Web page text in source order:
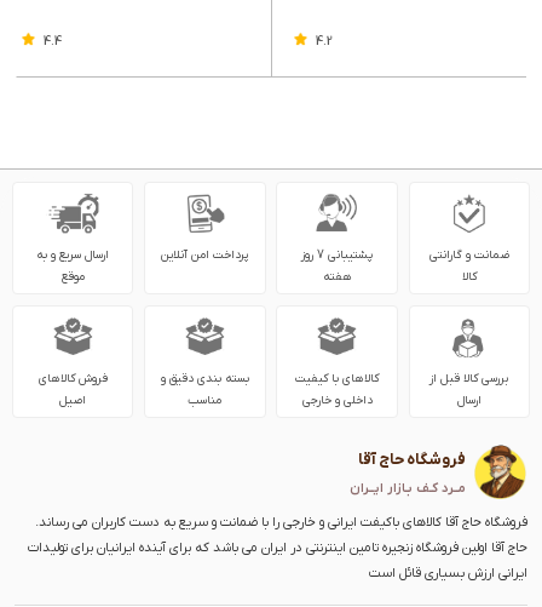
4.2
4.4
ضمانت و گارانتی
کالا
پشتیبانی 7 روز
هفته
پرداخت امن آنلاین
ارسال سریع و به
موقع
بررسی کالا قبل از
ارسال
کالاهای با کیفیت
داخلی و خارجی
بسته بندی دقیق و
مناسب
فروش کالاهای
اصیل
فروشگاه حاج آقا
مــرد کـف بـازار ایــران
فروشگاه حاج آقا کالاهای باکیفت ایرانی و خارجی را با ضمانت و سریع به دست کاربران می رساند.
حاج آقا اولین فروشگاه زنجیره تامین اینترنتی در ایران می باشد که برای آینده ایرانیان برای تولیدات
ایرانی ارزش بسیاری قائل است